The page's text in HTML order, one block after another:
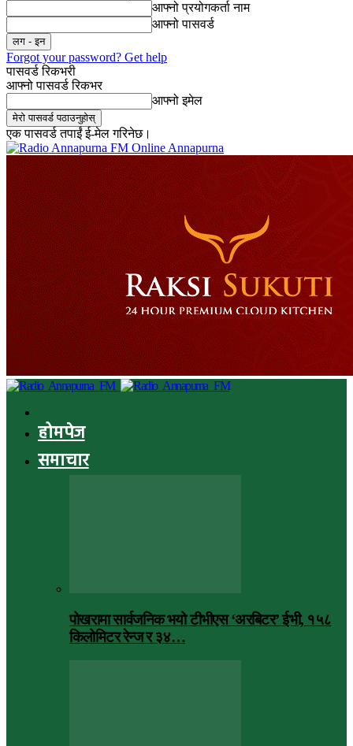
आफ्नो प्रयोगकर्ता नाम
आफ्नो पासवर्ड
Forgot your password? Get help
पासवर्ड रिकभरी
आफ्नो पासवर्ड रिकभर
आफ्नो इमेल
एक पासवर्ड तपाईं ई-मेल गरिनेछ।
Online Annapurna
होमपेज
समाचार
पोखरामा सार्वजनिक भयो टीभीएस ‘अरबिटर’ ईभी, १५८
किलोमिटर रेन्ज र ३४…